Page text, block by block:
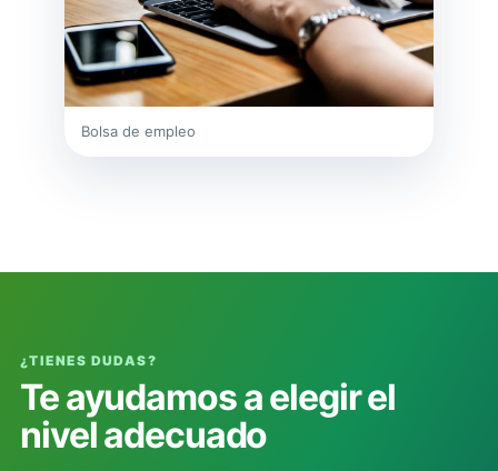
Bolsa de empleo
¿TIENES DUDAS?
Te ayudamos a elegir el
nivel adecuado